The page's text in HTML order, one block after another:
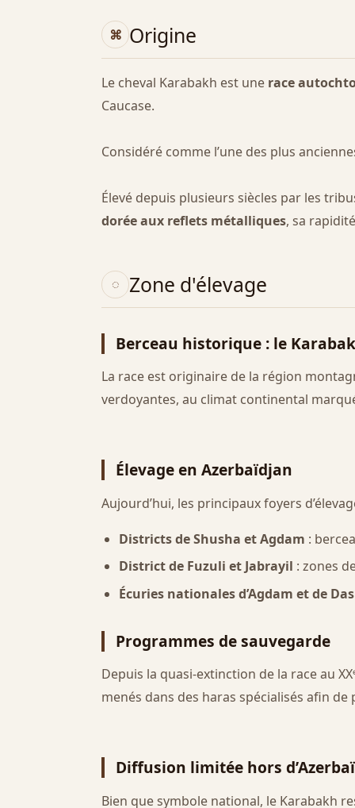
Origine
Le cheval Karabakh est une race
Caucase.
Considéré comme l’une des plus
Élevé depuis plusieurs siècles par les
dorée aux reflets métalliques, sa
Zone d'élevage
Berceau historique : le
La race est originaire de la région
verdoyantes, au climat continental
Élevage en Azerbaïdjan
Aujourd’hui, les principaux foyers
Districts de Shusha et Agdam :
District de Fuzuli et Jabrayil : zones
Écuries nationales d’Agdam et de
Programmes de sauvegarde
Depuis la quasi-extinction de la race au
menés dans des haras spécialisés afin
Diffusion limitée hors
Bien que symbole national, le Karabakh